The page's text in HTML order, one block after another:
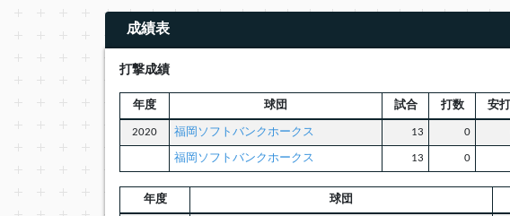
成績表
打撃成績
年度 球団 試合 打数 安打
2020 福岡ソフトバンクホークス 13 0
福岡ソフトバンクホークス 13 0
年度 球団